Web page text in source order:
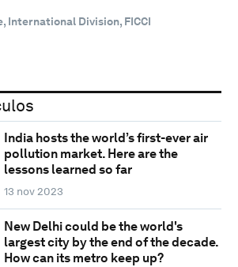
International Division, FICCI
India hosts the world’s first-ever air
pollution market. Here are the
lessons learned so far
13 nov 2023
New Delhi could be the world's
largest city by the end of the decade.
How can its metro keep up?